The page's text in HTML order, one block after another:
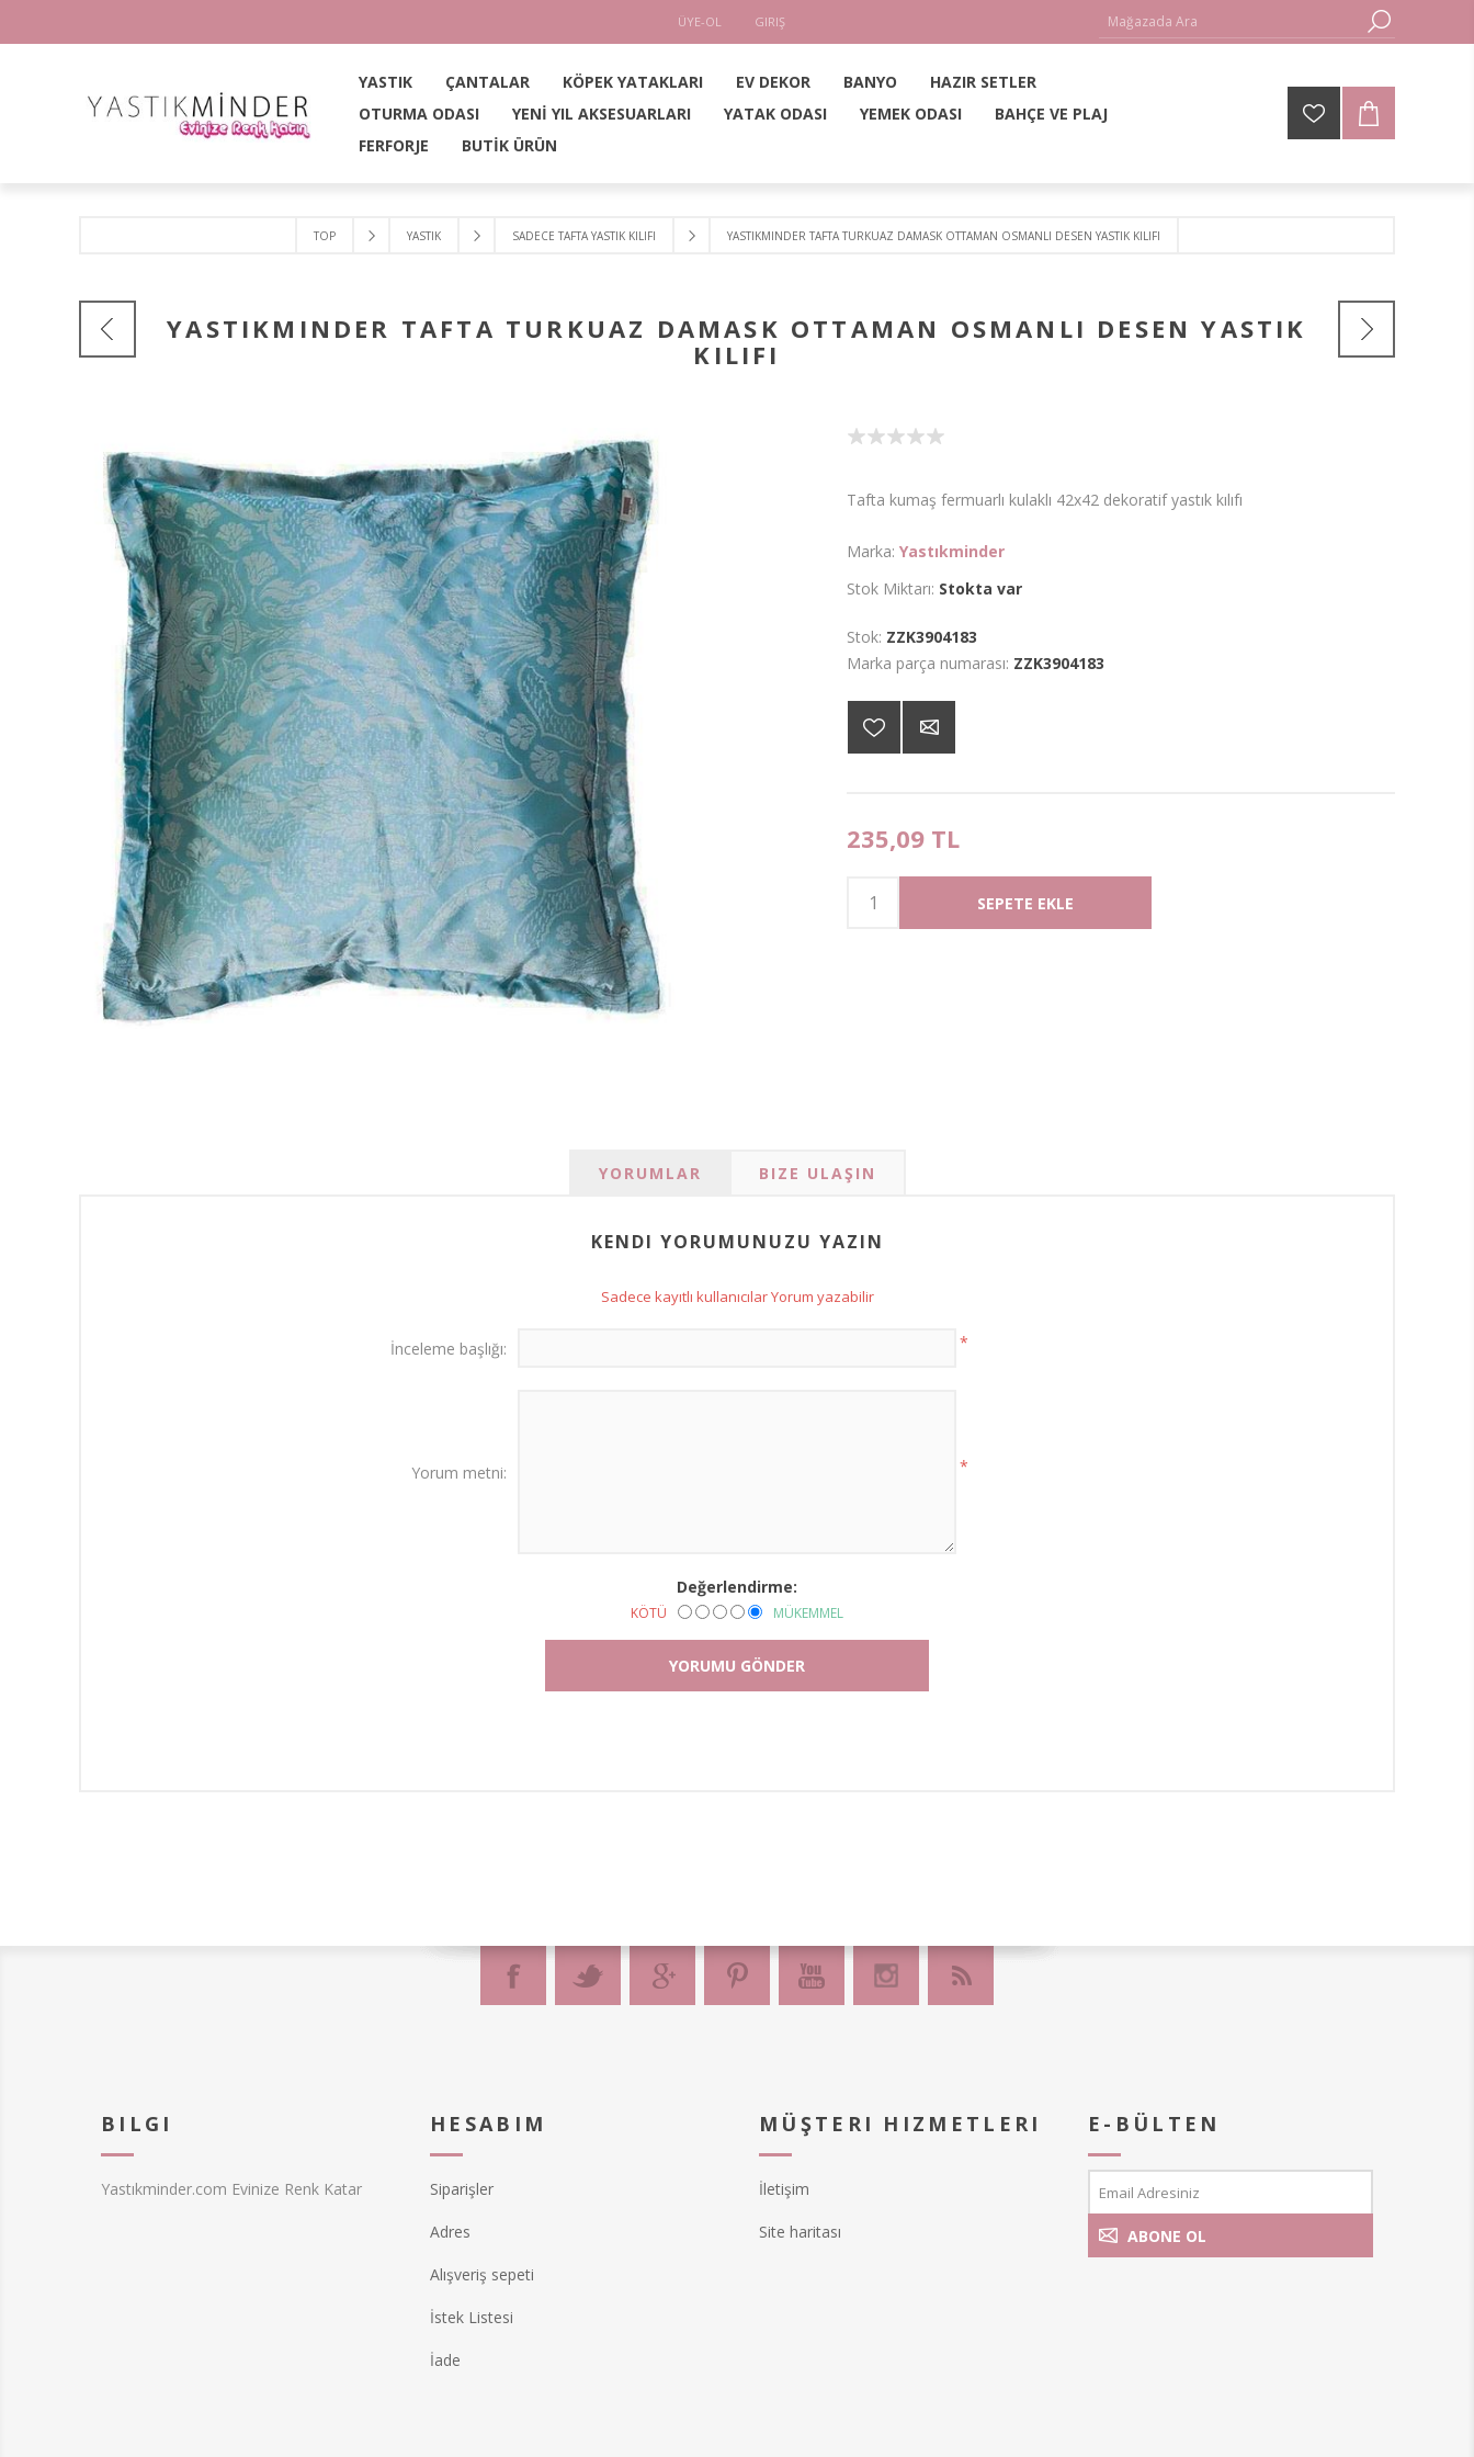
ÜYE-OL GIRIŞ
YASTIK ÇANTALAR KÖPEK YATAKLARI EV DEKOR BANYO
HAZIR SETLER
OTURMA ODASI
YENİ YIL AKSESUARLARI YATAK ODASI YEMEK ODASI
BAHÇE VE PLAJ
FERFORJE
BUTİK ÜRÜN
TOP YASTIK SADECE TAFTA YASTIK KILIFI YASTIKMINDER TAFTA TURKUAZ DAMASK OTTAMAN OSMANLI DESEN YASTIK KILIFI
YASTIKMINDER TAFTA TURKUAZ DAMASK OTTAMAN OSMANLI DESEN YASTIK
KILIFI
Tafta kumaş fermuarlı kulaklı 42x42 dekoratif yastık kılıfı
Marka: Yastıkminder
Stok Miktarı: Stokta var
Stok: ZZK3904183
Marka parça numarası: ZZK3904183
235,09 TL
YORUMLAR BIZE ULAŞIN
KENDI YORUMUNUZU YAZIN
Sadece kayıtlı kullanıcılar Yorum yazabilir
İnceleme başlığı: *
Yorum metni: *
Değerlendirme:
KÖTÜ MÜKEMMEL
BILGI
Yastıkminder.com Evinize Renk Katar
HESABIM
Siparişler
Adres
Alışveriş sepeti
İstek Listesi
İade
MÜŞTERI HIZMETLERI
İletişim
Site haritası
E-BÜLTEN